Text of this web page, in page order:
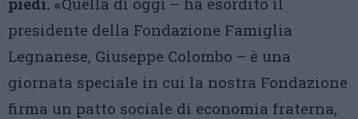
presidente della Fondazione Famiglia
Legnanese, Giuseppe Colombo – è una
giornata speciale in cui la nostra Fondazione
firma un patto sociale di economia fraterna,